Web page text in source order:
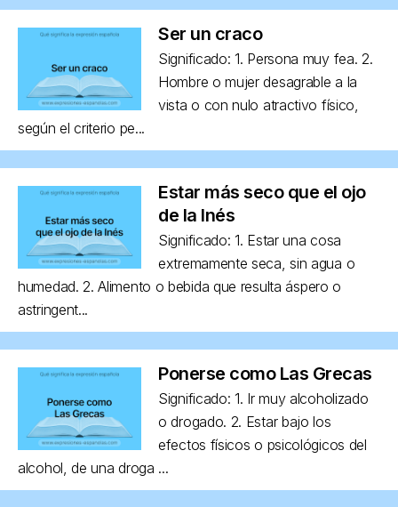
Ser un craco
Significado: 1. Persona muy fea. 2.
Hombre o mujer desagrable a la
vista o con nulo atractivo físico,
según el criterio pe...
Estar más seco que el ojo
de la Inés
Significado: 1. Estar una cosa
extremamente seca, sin agua o
humedad. 2. Alimento o bebida que resulta áspero o
astringent...
Ponerse como Las Grecas
Significado: 1. Ir muy alcoholizado
o drogado. 2. Estar bajo los
efectos físicos o psicológicos del
alcohol, de una droga ...